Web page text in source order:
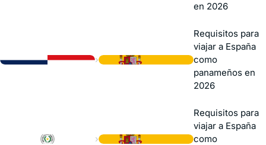
en 2026
›
Requisitos para
viajar a España
como
panameños en
2026
›
Requisitos para
viajar a España
como